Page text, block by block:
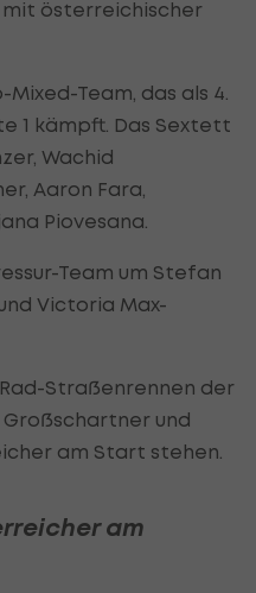
österreichischer
Team, das als 4.
1 kämpft. Das Sextett
Wachid
Aaron Fara,
Piovesana.
Team um Stefan
Victoria Max-
Straßenrennen der
und
am Start stehen.
am